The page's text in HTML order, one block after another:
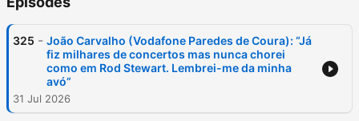
325 - João Carvalho (Vodafone Paredes de Coura): “Já
fiz milhares de concertos mas nunca chorei
como em Rod Stewart. Lembrei-me da minha
avó”
31 Jul 2026